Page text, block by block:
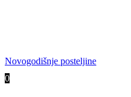
Novogodišnje posteljine
0